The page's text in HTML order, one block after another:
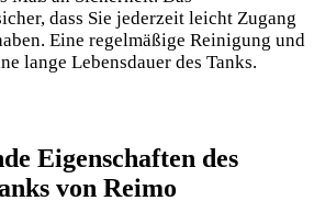
dass Sie jederzeit leicht Zugang
Eine regelmäßige Reinigung und
lange Lebensdauer des Tanks.
Eigenschaften des
von Reimo